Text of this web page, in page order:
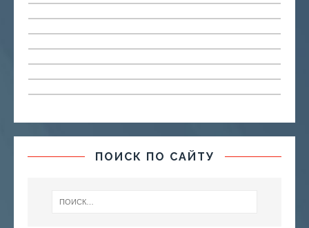
ПОИСК ПО САЙТУ